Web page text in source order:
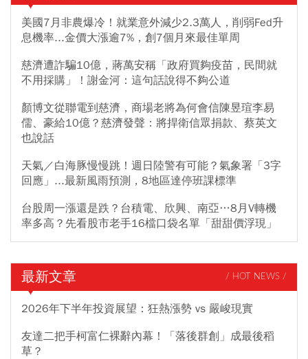
美國7月非農爆冷！就業意外減少2.3萬人，削弱Fed升
息機率...金價大漲逾7%，創7個月來最佳單周
慈濟遭詐騙10億，蔣萬安稱「政府買夠疫苗，民間就
不用採購」！謝金河：這句話說得不夠公道
顏博文從聯電到慈濟，商場老將為何會信陳昱瑄李易
儒、豪給10億？慈濟發聲：將捍衛信眾捐款、蔡英文
也說話
天氣／白海豚慢慢跳！週日陸警有可能？氣象署「3字
回應」...最新風雨預測，8地區達停班課標準
台股周一漲還是跌？台積電、欣興、南亞…8月V轉機
率多高？先看股市老手16檔口袋名單「甜甜價浮現」
最新文章 / HOT NEWS /
2026年下半年投資展望：狂熱漲勢 vs 嚴峻現實
友達二把手柯富仁裸辭內幕！「落後群創」成最後稻
草？